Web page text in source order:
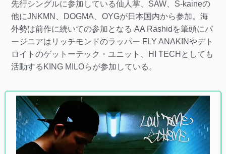
先行シングルに参加している仙人掌、SAW、S-kaineの
他にJNKMN、DOGMA、OYGが日本国内から参加。海
外勢は前作に続いての参加となる AA Rashidを筆頭にバ
ージニアはリッチモンドのラッパー FLY ANAKINやデト
ロイトのゲットーテック・ユニット、HI TECHとしても
活動するKING MILOらが参加している。